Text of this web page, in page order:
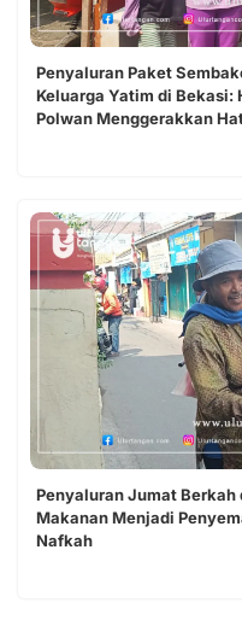
Penyaluran Paket
Keluarga Yatim di Bekasi:
Polwan Menggerakkan
Penyaluran Jumat
Makanan Menjadi
Nafkah